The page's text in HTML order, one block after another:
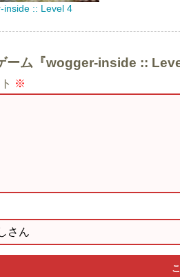
inside :: Level 4
ーム『wogger-inside ::
※